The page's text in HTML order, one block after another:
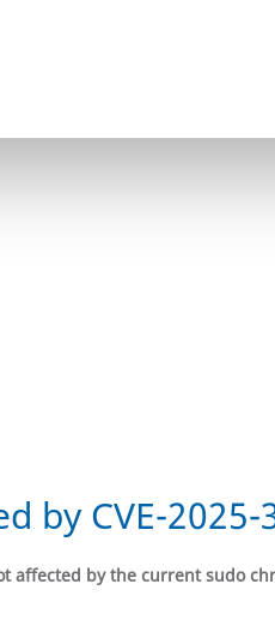
by CVE-
affected by the current sudo